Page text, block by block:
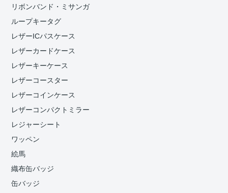
リボンバンド・ミサンガ
ループキータグ
レザーICパスケース
レザーカードケース
レザーキーケース
レザーコースター
レザーコインケース
レザーコンパクトミラー
レジャーシート
ワッペン
絵馬
織布缶バッジ
缶バッジ